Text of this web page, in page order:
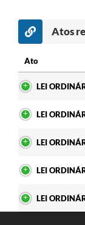
Atos
Ato
LEI
LEI
LEI
LEI
LEI